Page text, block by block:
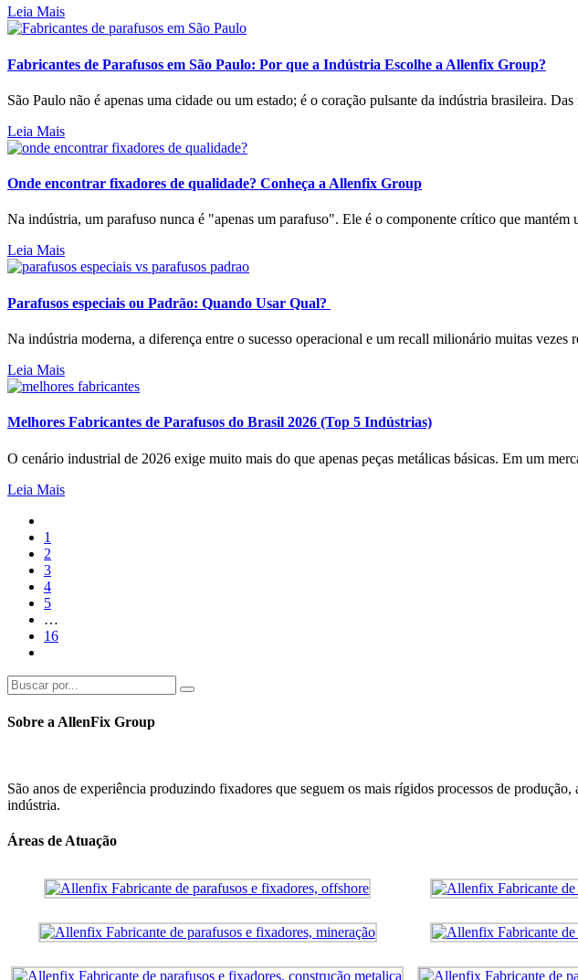
Leia Mais
Fabricantes de Parafusos em São Paulo: Por que a Indústria Escolhe a Allenfix Group?
São Paulo não é apenas uma cidade ou um estado; é o coração pulsante da indústria brasileira.
Leia Mais
Onde encontrar fixadores de qualidade? Conheça a Allenfix Group
Na indústria, um parafuso nunca é "apenas um parafuso". Ele é o componente crítico que
Leia Mais
Parafusos especiais ou Padrão: Quando Usar Qual?
Na indústria moderna, a diferença entre o sucesso operacional e um recall milionário muitas
Leia Mais
Melhores Fabricantes de Parafusos do Brasil 2026 (Top 5 Indústrias)
O cenário industrial de 2026 exige muito mais do que apenas peças metálicas básicas. Em um
Leia Mais
1
2
3
4
5
…
16
Sobre a AllenFix Group
São anos de experiência produzindo fixadores que seguem os mais rígidos processos de
indústria.
Áreas de Atuação